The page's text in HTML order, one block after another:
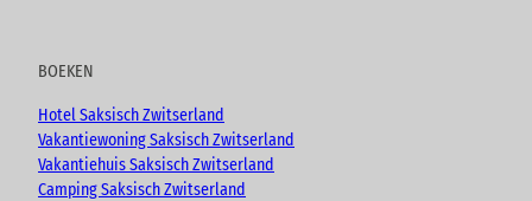
BOEKEN
Hotel Saksisch Zwitserland
Vakantiewoning Saksisch Zwitserland
Vakantiehuis Saksisch Zwitserland
Camping Saksisch Zwitserland